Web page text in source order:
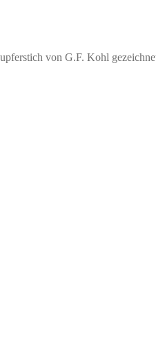
von G.F. Kohl